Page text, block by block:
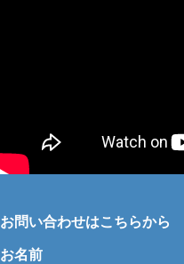
お問い合わせはこちらから
お名前